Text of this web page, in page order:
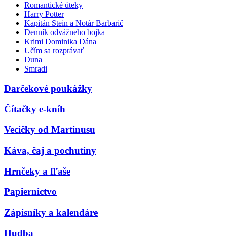
Romantické úteky
Harry Potter
Kapitán Stein a Notár Barbarič
Denník odvážneho bojka
Krimi Dominika Dána
Učím sa rozprávať
Duna
Smradi
Darčekové poukážky
Čítačky e-kníh
Vecičky od Martinusu
Káva, čaj a pochutiny
Hrnčeky a fľaše
Papiernictvo
Zápisníky a kalendáre
Hudba